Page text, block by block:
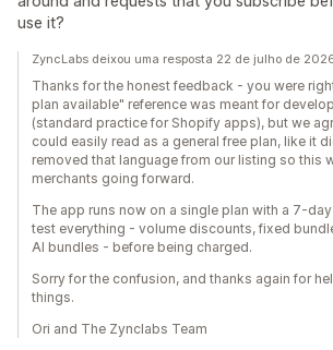
use it?
ZyncLabs deixou uma resposta 22 de julho de
Thanks for the honest feedback - you were
plan available" reference was meant for
(standard practice for Shopify apps), but we
could easily read as a general free plan, like it
removed that language from our listing so this
merchants going forward.
The app runs now on a single plan with a 7-
test everything - volume discounts, fixed
AI bundles - before being charged.
Sorry for the confusion, and thanks again for
things.
Ori and The Zynclabs Team